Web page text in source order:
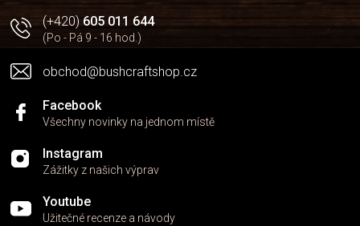
s
(+420)605 011 644
(Po - Pá 9 - 16 hod.)
obchod@bushcraftshop.cz
Facebook
Všechny novinky na jednom místě
Instagram
Zážitky z našich výprav
Youtube
Užitečné recenze a návody